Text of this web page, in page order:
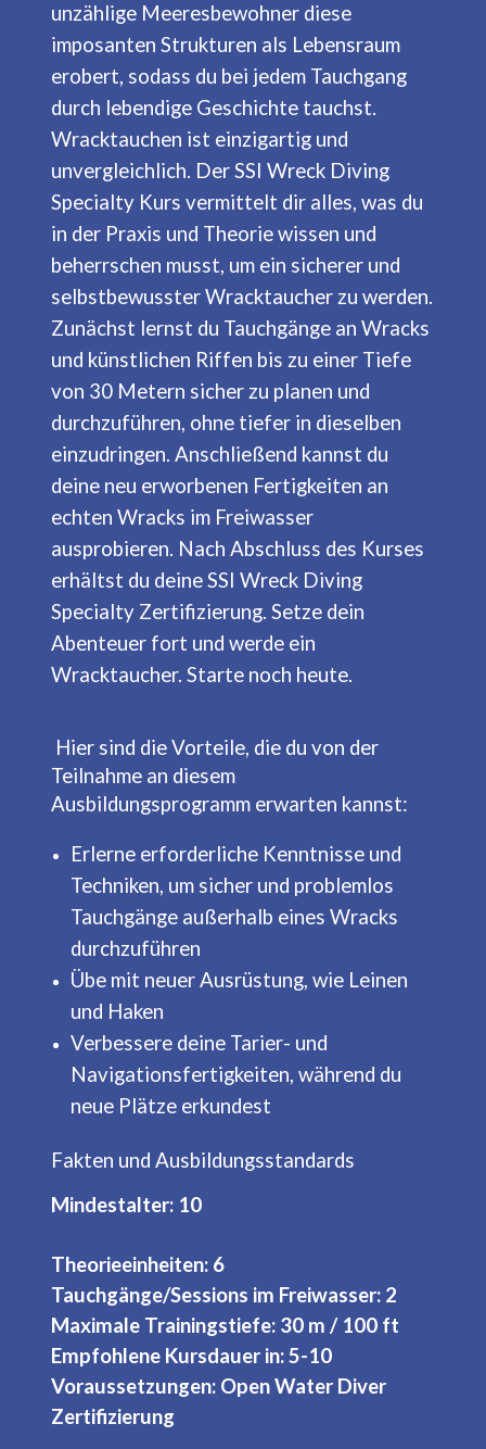
unzählige Meeresbewohner diese
imposanten Strukturen als Lebensraum
erobert, sodass du bei jedem Tauchgang
durch lebendige Geschichte tauchst.
Wracktauchen ist einzigartig und
unvergleichlich. Der SSI Wreck Diving
Specialty Kurs vermittelt dir alles, was du
in der Praxis und Theorie wissen und
beherrschen musst, um ein sicherer und
selbstbewusster Wracktaucher zu werden.
Zunächst lernst du Tauchgänge an Wracks
und künstlichen Riffen bis zu einer Tiefe
von 30 Metern sicher zu planen und
durchzuführen, ohne tiefer in dieselben
einzudringen. Anschließend kannst du
deine neu erworbenen Fertigkeiten an
echten Wracks im Freiwasser
ausprobieren. Nach Abschluss des Kurses
erhältst du deine SSI Wreck Diving
Specialty Zertifizierung. Setze dein
Abenteuer fort und werde ein
Wracktaucher. Starte noch heute.
Hier sind die Vorteile, die du von der
Teilnahme an diesem
Ausbildungsprogramm erwarten kannst:
Erlerne erforderliche Kenntnisse und
Techniken, um sicher und problemlos
Tauchgänge außerhalb eines Wracks
durchzuführen
Übe mit neuer Ausrüstung, wie Leinen
und Haken
Verbessere deine Tarier- und
Navigationsfertigkeiten, während du
neue Plätze erkundest
Fakten und Ausbildungsstandards
Mindestalter: 10
Theorieeinheiten: 6
Tauchgänge/Sessions im Freiwasser: 2
Maximale Trainingstiefe: 30 m / 100 ft
Empfohlene Kursdauer in: 5-10
Voraussetzungen: Open Water Diver
Zertifizierung